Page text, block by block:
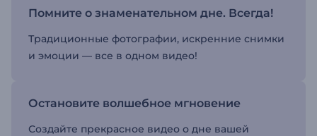
Помните о знаменательном дне. Всегда!
Традиционные фотографии, искренние снимки
и эмоции — все в одном видео!
Остановите волшебное мгновение
Создайте прекрасное видео о дне вашей